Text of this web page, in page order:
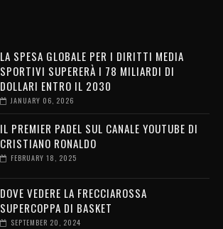
LA SPESA GLOBALE PER I DIRITTI MEDIA
SPORTIVI SUPERERÀ I 78 MILIARDI DI
DOLLARI ENTRO IL 2030
JANUARY 06, 2026
IL PREMIER PADEL SUL CANALE YOUTUBE DI
CRISTIANO RONALDO
FEBRUARY 18, 2025
DOVE VEDERE LA FRECCIAROSSA
SUPERCOPPA DI BASKET
SEPTEMBER 20, 2024